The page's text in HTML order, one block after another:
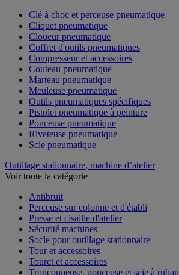
Clé à choc et perceuse pneumatique
Cliquet pneumatique
Cloueur pneumatique
Coffret d'outils pneumatiques
Compresseur et accessoires
Couteau pneumatique
Marteau pneumatique
Meuleuse pneumatique
Outils pneumatiques spécifiques
Pistolet pneumatique à peinture
Ponceuse pneumatique
Riveteuse pneumatique
Scie pneumatique
Outillage stationnaire, machine d’atelier
Voir toute la catégorie
Antibruit
Perceuse sur colonne et d'établi
Presse et cisaille d'atelier
Sécurité machines
Socle pour outillage stationnaire
Tour et accessoires
Touret et accessoires
Tronçonneuse, ponceuse et scie à ruban